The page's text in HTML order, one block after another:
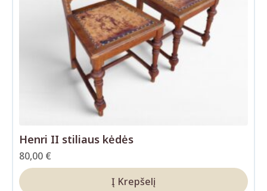
Henri II stiliaus kėdės
80,00 €
Į Krepšelį